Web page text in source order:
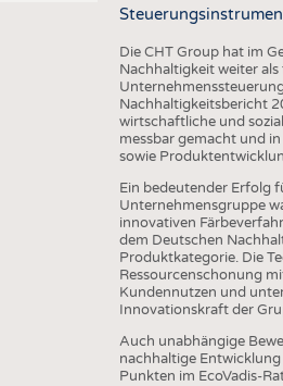
Die CHT Group hat im
Nachhaltigkeit weiter
Nachhaltigkeitsbericht
wirtschaftliche und
messbar gemacht und
sowie
Ein bedeutender Erfolg
Unternehmensgruppe
innovativen
dem Deutschen
Produktkategorie. Die
Ressourcenschonung
Kundennutzen und
Innovationskraft der
Auch unabhängige
nachhaltige
Punkten im EcoVadis-